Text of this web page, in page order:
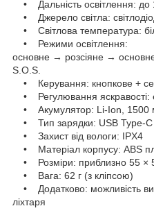
• Дальність освітлення: до
• Джерело світла:
• Світлова температура:
• Режими освітлення:
основне → розсіяне →
S.O.S.
• Керування: кнопкове +
• Регулювання яскравості:
• Акумулятор: Li-Ion, 1500
• Тип зарядки: USB Type-C
• Захист від вологи: IPX4
• Матеріал корпусу: ABS
• Розміри: приблизно 55 ×
• Вага: 62 г (з кліпсою)
• Додатково: можливість
ліхтаря